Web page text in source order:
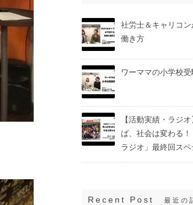
社労士＆キャリコ
働き方
ワーママの小学校
【活動実績・ラジ
ば、社会は変わる
ラジオ」最終回ス
Recent Post 最近の